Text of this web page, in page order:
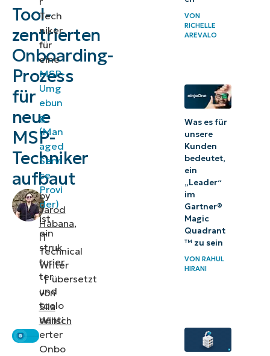
Tool-
zentrierten
Onboarding-
Prozess
für
neue
MSP-
Techniker
aufbaut
by
Jarod
Habana,
IT
Technical
Writer
|übersetzt
von
Sila
Willsch
Wichtige
Hinweise
Kerngedanken der
Onboarding
Bewährte
Verfahren
nachhaltige
von Tools
der
NinjaOne-
Tech
niker
für
eine
MSP-
Umg
ebun
g
(Man
aged
Servi
ce
Provi
der)
ist
ein
struk
turier
ter
und
toolo
rienti
erter
Onbo
VON
RICHELLE
AREVALO
Was es für
unsere
Kunden
bedeutet,
ein
„Leader“
im
Gartner®
Magic
Quadrant
™ zu sein
VONRAHUL
HIRANI